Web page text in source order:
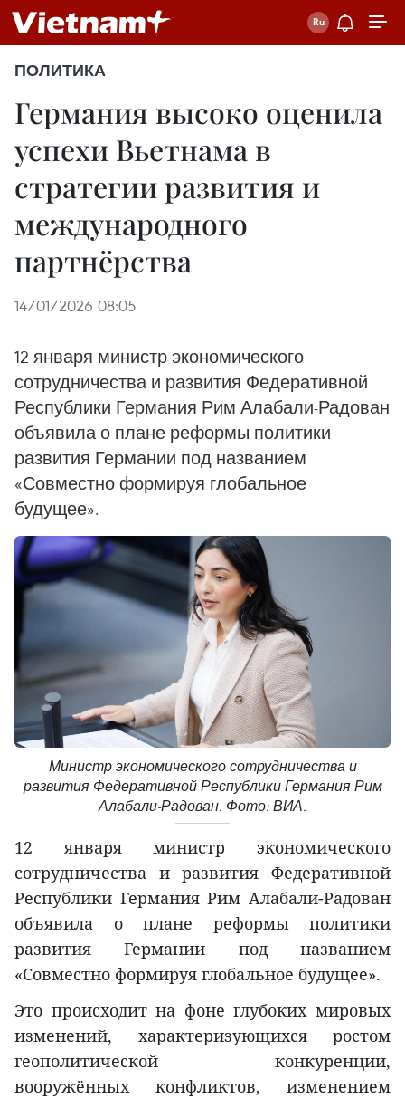
ПОЛИТИКА
Германия высоко оценила
успехи Вьетнама в
стратегии развития и
международного
партнёрства
14/01/2026 08:05
12 января министр экономического
сотрудничества и развития Федеративной
Республики Германия Рим Алабали-Радован
объявила о плане реформы политики
развития Германии под названием
«Совместно формируя глобальное
будущее».
Министр экономического сотрудничества и
развития Федеративной Республики Германия Рим
Алабали-Радован. Фото: ВИА.
12 января министр экономического
сотрудничества и развития Федеративной
Республики Германия Рим Алабали-Радован
объявила о плане реформы политики
развития Германии под названием
«Совместно формируя глобальное будущее».
Это происходит на фоне глубоких мировых
изменений, характеризующихся ростом
геополитической конкуренции,
вооружённых конфликтов, изменением